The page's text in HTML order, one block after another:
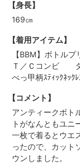
【身長】
169㎝
【着用アイテム】
【BBM】ボトル
Ｔ／Ｃコンビ タ
べっ甲柄ｽﾃｨｯｸﾈｯｸ
【コメント】
アンティークボト
トがなんともユニ
一枚で着るとウエ
ったので、カット
ウンしました。